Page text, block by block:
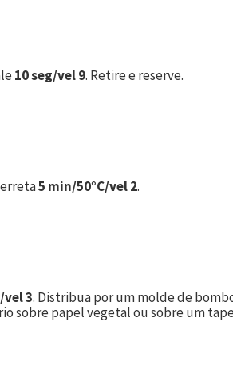
10 seg/vel 9. Retire e reserve.
5 min/50°C/vel 2.
vel 3. Distribua por um molde de
sobre papel vegetal ou sobre um